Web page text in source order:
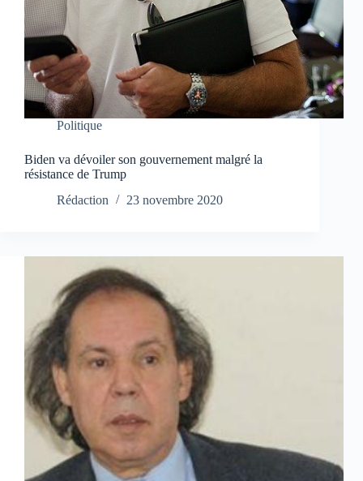
Politique
Biden va dévoiler son gouvernement malgré la
résistance de Trump
Rédaction
23 novembre 2020